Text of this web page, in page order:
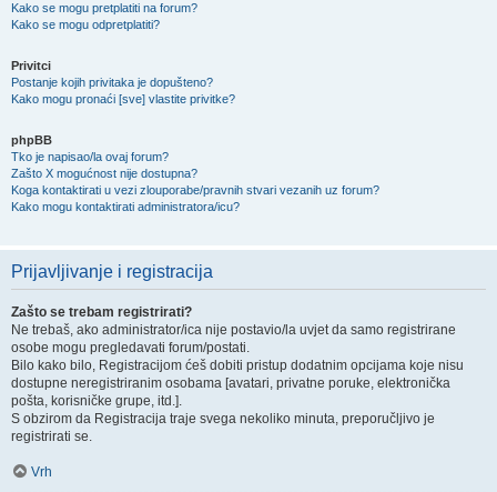
Kako se mogu pretplatiti na forum?
Kako se mogu odpretplatiti?
Privitci
Postanje kojih privitaka je dopušteno?
Kako mogu pronaći [sve] vlastite privitke?
phpBB
Tko je napisao/la ovaj forum?
Zašto X mogućnost nije dostupna?
Koga kontaktirati u vezi zlouporabe/pravnih stvari vezanih uz forum?
Kako mogu kontaktirati administratora/icu?
Prijavljivanje i registracija
Zašto se trebam registrirati?
Ne trebaš, ako administrator/ica nije postavio/la uvjet da samo registrirane
osobe mogu pregledavati forum/postati.
Bilo kako bilo, Registracijom ćeš dobiti pristup dodatnim opcijama koje nisu
dostupne neregistriranim osobama [avatari, privatne poruke, elektronička
pošta, korisničke grupe, itd.].
S obzirom da Registracija traje svega nekoliko minuta, preporučljivo je
registrirati se.
Vrh